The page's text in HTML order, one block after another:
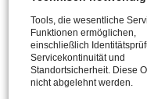
globe
gplus-3
hash
heart
help
Tools, die wesentliche
Funktionen ermöglichen,
einschließlich
Servicekontinuität und
Standortsicherheit. Diese
nicht abgelehnt werden.